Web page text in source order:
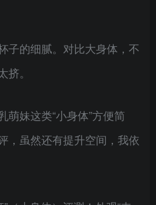
子的细腻。对比大身体，不
。
萌妹这类“小身体”方便简
，虽然还有提升空间，我依